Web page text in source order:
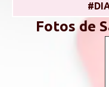
Fotos de